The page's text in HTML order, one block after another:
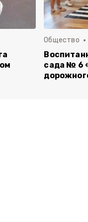
Общество
сада № 6